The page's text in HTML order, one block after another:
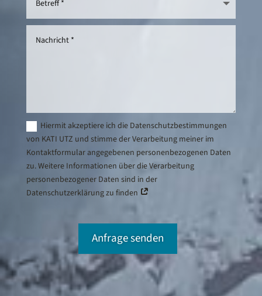
Hiermit akzeptiere ich die Datenschutzbestimmungen
von KATI UTZ und stimme der Verarbeitung meiner im
Kontaktformular angegebenen personenbezogenen Daten
zu. Weitere Informationen über die Verarbeitung
personenbezogener Daten sind in der
Datenschutzerklärung zu finden
Anfrage senden